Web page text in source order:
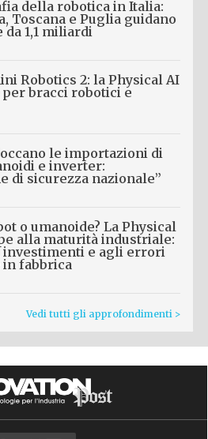
della robotica in Italia:
Toscana e Puglia guidano
1,1 miliardi
Robotics 2: la Physical AI
bracci robotici e
le importazioni di
e inverter:
di sicurezza nazionale”
o umanoide? La Physical
alla maturità industriale:
investimenti e agli errori
in fabbrica
Vedi tutti gli approfondimenti >